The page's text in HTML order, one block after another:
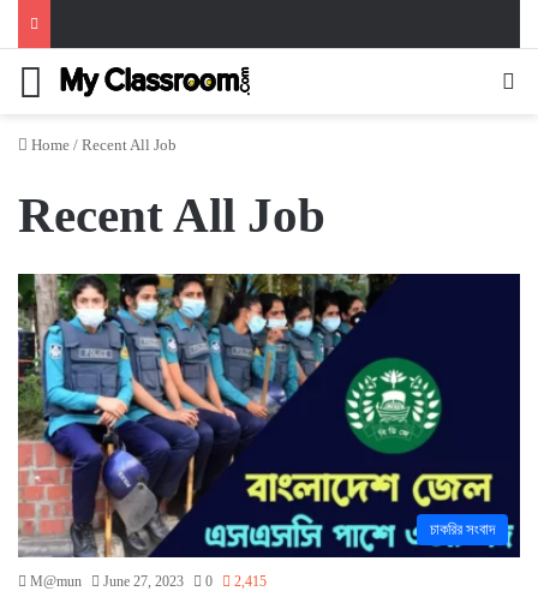
Menu
Home / Recent All Job
Recent All Job
চাকরির সংবাদ
M@mun June 27, 2023 0 2,415